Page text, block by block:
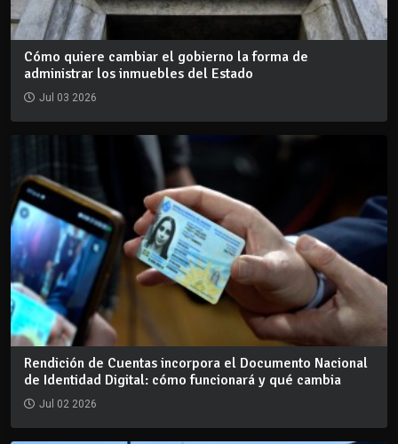
Cómo quiere cambiar el gobierno la forma de
administrar los inmuebles del Estado
Jul 03 2026
Rendición de Cuentas incorpora el Documento Nacional
de Identidad Digital: cómo funcionará y qué cambia
Jul 02 2026